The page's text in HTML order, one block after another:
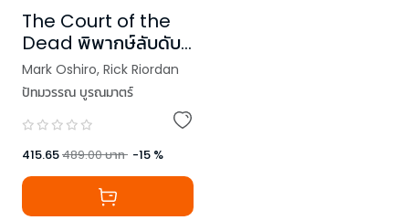
The Court of the
Dead พิพากษ์ลับดับ
วิญญาณ
Mark Oshiro, Rick Riordan
ปัทมวรรณ บูรณมาตร์
415.65489.00บาท -15 %